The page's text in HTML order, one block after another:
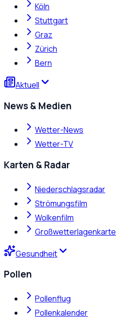
Köln
Stuttgart
Graz
Zürich
Bern
Aktuell
News & Medien
Wetter-News
Wetter-TV
Karten & Radar
Niederschlagsradar
Strömungsfilm
Wolkenfilm
Großwetterlagenkarte
Gesundheit
Pollen
Pollenflug
Pollenkalender